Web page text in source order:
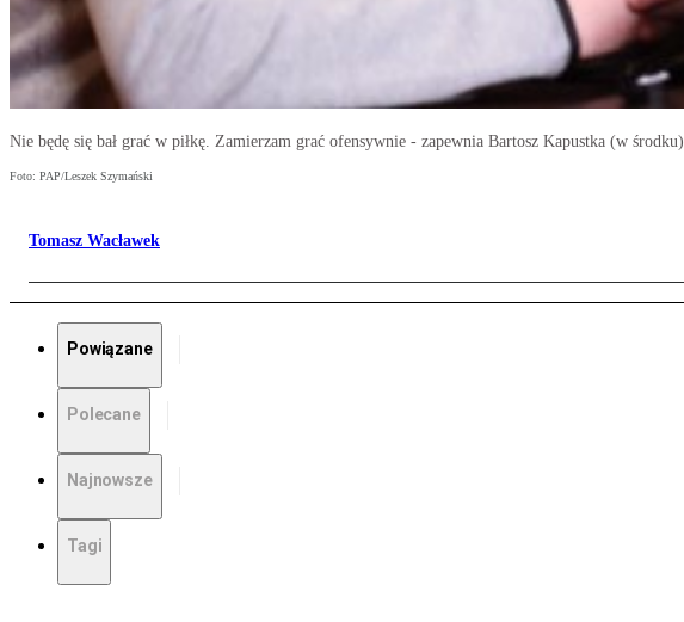
Nie będę się bał grać w piłkę. Zamierzam grać ofensywnie - zapewnia Bartosz Kapustka (w środku)
Foto: PAP/Leszek Szymański
Tomasz Wacławek
Powiązane
Polecane
Najnowsze
Tagi